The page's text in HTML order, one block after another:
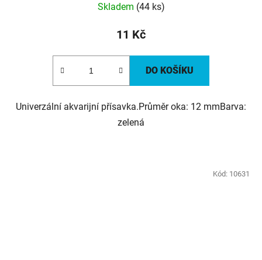
Skladem (44 ks)
11 Kč
DO KOŠÍKU
Univerzální akvarijní přísavka.Průměr oka: 12 mmBarva:
zelená
Kód: 10631